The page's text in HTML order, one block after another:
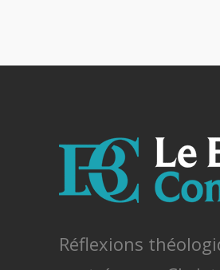
Réflexions